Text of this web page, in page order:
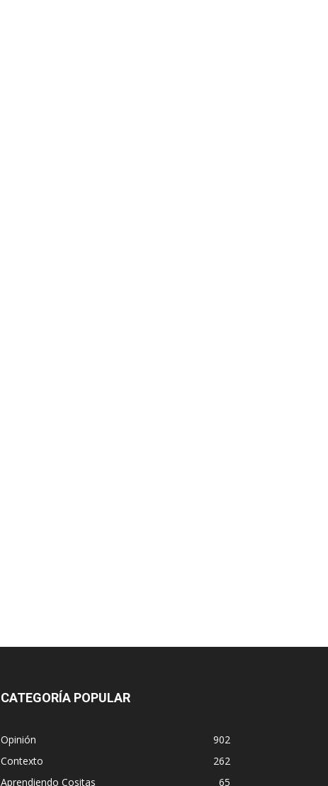
CATEGORÍA POPULAR
Opinión
902
Contexto
262
Aprendiendo Cositas
65